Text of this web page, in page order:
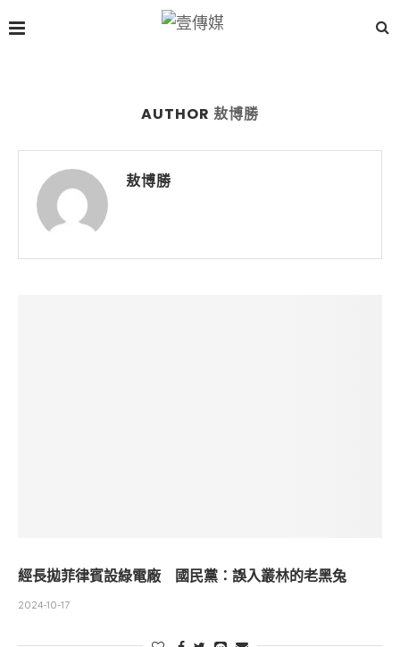
AUTHOR 敖博勝
敖博勝
經長拋菲律賓設綠電廠 國民黨：誤入叢林的老黑兔
2024-10-17